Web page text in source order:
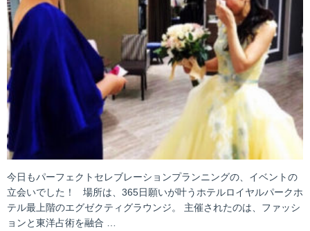
今日もパーフェクトセレブレーションプランニングの、イベントの
立会いでした！ 場所は、365日願いが叶うホテルロイヤルパークホ
テル最上階のエグゼクティグラウンジ。 主催されたのは、ファッシ
ョンと東洋占術を融合 …